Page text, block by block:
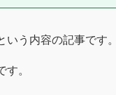
う内容の記事です。
。